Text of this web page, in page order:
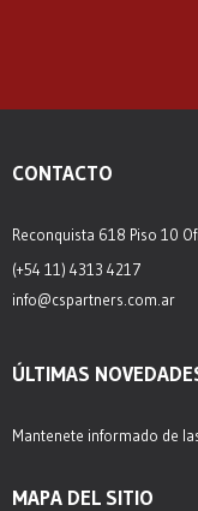
CONTACTO
Reconquista 618 Piso 10
(+54 11) 4313 4217
info@cspartners.com.ar
ÚLTIMAS
Mantenete informado de
MAPA DEL SITIO